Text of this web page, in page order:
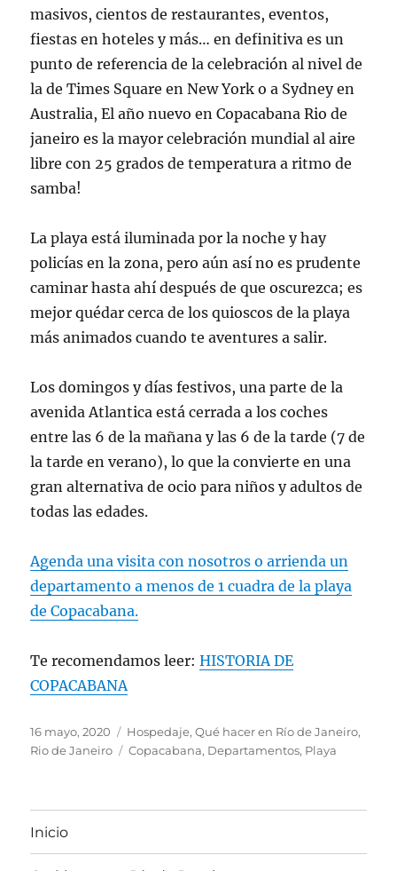
masivos, cientos de restaurantes, eventos,
fiestas en hoteles y más… en definitiva es un
punto de referencia de la celebración al nivel de
la de Times Square en New York o a Sydney en
Australia, El año nuevo en Copacabana Rio de
janeiro es la mayor celebración mundial al aire
libre con 25 grados de temperatura a ritmo de
samba!
La playa está iluminada por la noche y hay
policías en la zona, pero aún así no es prudente
caminar hasta ahí después de que oscurezca; es
mejor quédar cerca de los quioscos de la playa
más animados cuando te aventures a salir.
Los domingos y días festivos, una parte de la
avenida Atlantica está cerrada a los coches
entre las 6 de la mañana y las 6 de la tarde (7 de
la tarde en verano), lo que la convierte en una
gran alternativa de ocio para niños y adultos de
todas las edades.
Agenda una visita con nosotros o arrienda un
departamento a menos de 1 cuadra de la playa
de Copacabana.
Te recomendamos leer:HISTORIA DE
COPACABANA
Publicado
el
16 mayo, 2020 Categorías
Hospedaje,Qué hacer en Río de Janeiro,
Rio de Janeiro
Etiquetas
Copacabana, Departamentos, Playa
Inicio